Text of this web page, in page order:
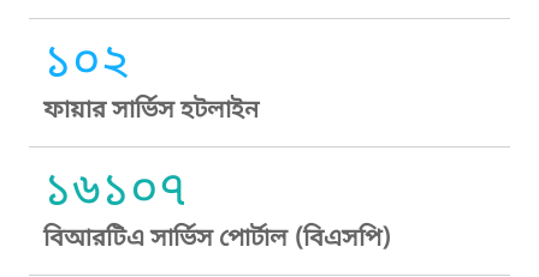
১০২
ফায়ার সার্ভিস হটলাইন
১৬১০৭
বিআরটিএ সার্ভিস পোর্টাল (বিএসপি)